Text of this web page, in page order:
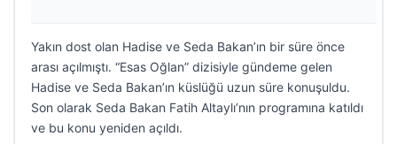
Yakın dost olan Hadise ve Seda Bakan’ın bir süre önce
arası açılmıştı. “Esas Oğlan” dizisiyle gündeme gelen
Hadise ve Seda Bakan’ın küslüğü uzun süre konuşuldu.
Son olarak Seda Bakan Fatih Altaylı’nın programına katıldı
ve bu konu yeniden açıldı.